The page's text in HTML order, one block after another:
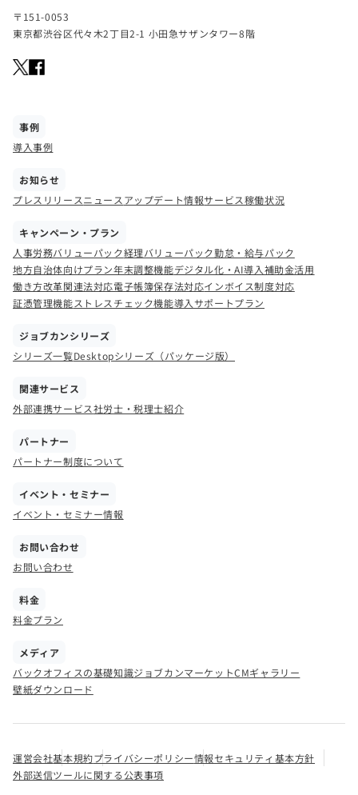
〒151-0053
東京都渋谷区代々木2丁目2-1 小田急サザンタワー8階
事例
導入事例
お知らせ
プレスリリースニュース アップデート情報サービス稼働状況
キャンペーン・プラン
人事労務バリューパック経理バリューパック勤怠・給与パック
地方自治体向けプラン年末調整機能デジタル化・AI導入補助金活用
働き方改革関連法対応電子帳簿保存法対応インボイス制度対応
証憑管理機能ストレスチェック機能導入サポートプラン
ジョブカンシリーズ
シリーズ一覧Desktopシリーズ（パッケージ版）
関連サービス
外部連携サービス社労士・税理士紹介
パートナー
パートナー制度について
イベント・セミナー
イベント・セミナー情報
お問い合わせ
お問い合わせ
料金
料金プラン
メディア
バックオフィスの基礎知識ジョブカンマーケットCMギャラリー
壁紙ダウンロード
運営会社基本規約プライバシーポリシー情報セキュリティ基本方針
外部送信ツールに関する公表事項